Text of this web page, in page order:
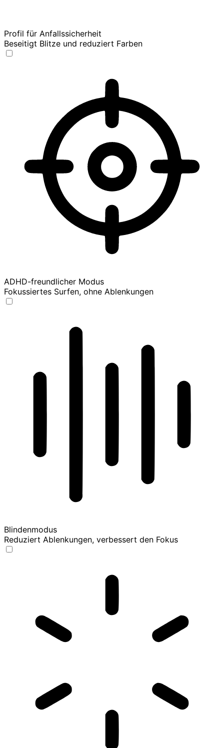
Profil für Anfallssicherheit
Beseitigt Blitze und reduziert Farben
ADHD-freundlicher Modus
Fokussiertes Surfen, ohne Ablenkungen
Blindenmodus
Reduziert Ablenkungen, verbessert den Fokus